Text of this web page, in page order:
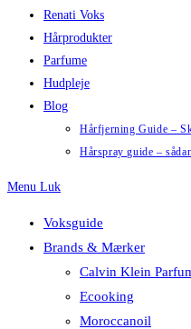
Renati Voks
Hårprodukter
Parfume
Hudpleje
Blog
Hårfjerning Guide –
Hårspray guide –
Menu Luk
Voksguide
Brands & Mærker
Calvin Klein
Ecooking
Moroccanoil